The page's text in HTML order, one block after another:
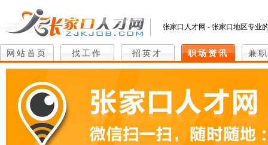
张家口人才网 - 张家口地区专业
网站首页 找工作 招英才 职场资讯 兼